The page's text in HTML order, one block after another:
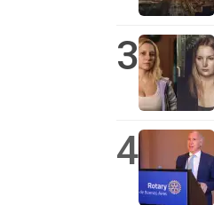
3
4